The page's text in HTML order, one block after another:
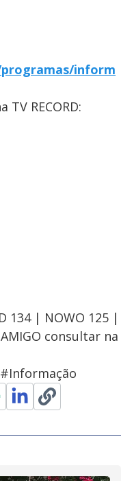
inform
TV RECORD:
134 | NOWO 125 |
consultar na